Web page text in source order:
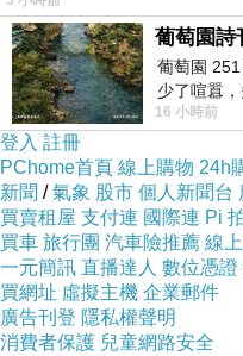
長Ｘ露那，那我們就
葡萄園詩
葡萄園
少了喧囂
一
16 小時前
登入 註冊
PChome首頁 線上購物 24h
新聞 /氣象 股市 個人新聞台
買賣租屋 支付連 國際連 Pi
買車 旅行團 汽車險推薦 線
一元簡訊 直播達人 數位憑證
買網址 虛擬主機 企業郵件
廣告刊登 隱私權聲明
消費者保護 兒童網路安全